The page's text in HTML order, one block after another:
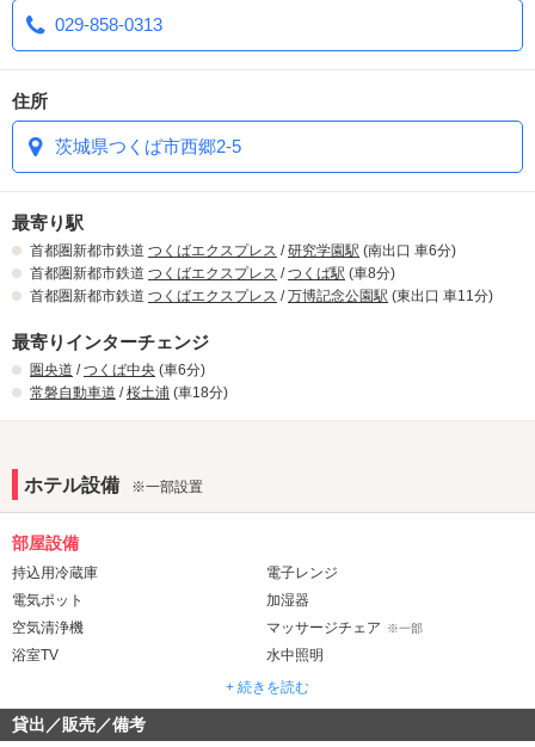
029-858-0313
住所
茨城県つくば市西郷2-5
最寄り駅
首都圏新都市鉄道 つくばエクスプレス /研究学園駅 (南出口 車6分)
首都圏新都市鉄道 つくばエクスプレス /つくば駅 (車8分)
首都圏新都市鉄道 つくばエクスプレス /万博記念公園駅 (東出口 車11分)
最寄りインターチェンジ
圏央道 /つくば中央 (車6分)
常磐自動車道 /桜土浦 (車18分)
ホテル設備 ※一部設置
部屋設備
持込用冷蔵庫
電子レンジ
電気ポット
加湿器
空気清浄機
マッサージチェア ※一部
浴室TV
水中照明
マット
ウォシュレット ミストサウナ ※一部
ドライサウナ
+ 続きを読む
貸出／販売／備考